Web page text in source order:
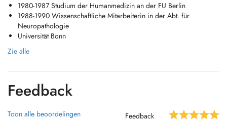
Behandlungsschwerpunkte
Naturheilkunde & Ordnungstherapie: Individuelle Therapiekonzepte
basierend auf Ernährung, Bewegung, Phytotherapie und
Lebensstilberatung.
Hypnose & EFT (Emotional Freedom Techniques): Effektive Methoden
zur Stressbewältigung, Raucherentwöhnung und zur Unterstützung bei
1980-1987 Studium der Humanmedizin an der FU Berlin
1988-1990 Wissenschaftliche Mitarbeiterin in der Abt. für
Neuropathologie
Universität Bonn
Zie alle
Feedback
Toon alle beoordelingen Feedback